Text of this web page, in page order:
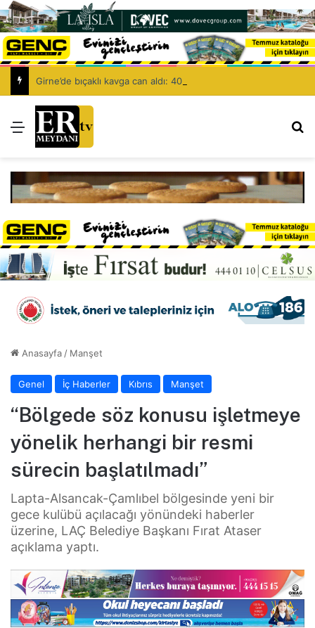
Menü
Anasayfa / Manşet
Genel İç Haberler Kıbrıs Manşet
“Bölgede söz konusu işletmeye
yönelik herhangi bir resmi
sürecin başlatılmadı”
Lapta-Alsancak-Çamlıbel bölgesinde yeni bir
gece kulübü açılacağı yönündeki haberler
üzerine, LAÇ Belediye Başkanı Fırat Ataser
açıklama yaptı.